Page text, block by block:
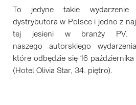
To jedyne takie wydarzenie
dystrybutora w Polsce i jedno z
tej jesieni w branży
naszego autorskiego
które odbędzie się 16
(Hotel Olivia Star, 34. piętro).